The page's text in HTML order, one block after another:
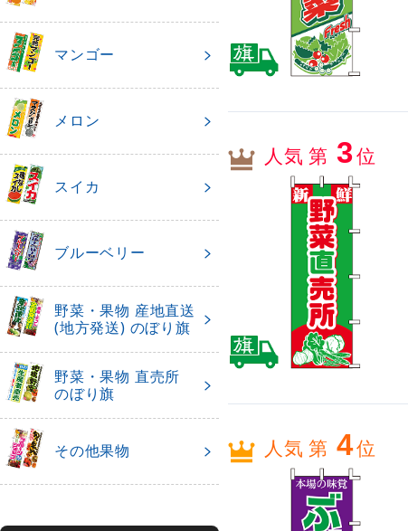
人気 第 3位
人気 第 4位
マンゴー
メロン
スイカ
ブルーベリー
野菜・果物 産地直送
(地方発送) のぼり旗
野菜・果物 直売所
のぼり旗
その他果物